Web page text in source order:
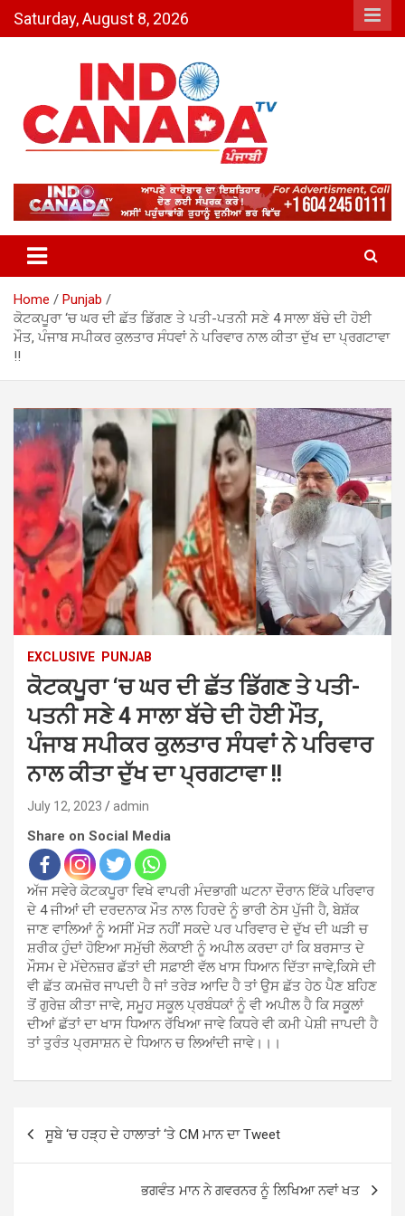
Saturday, August 8, 2026
Indo Canada TV – The Most
Active India-Canada News
Channel
Home
Punjab
ਕੋਟਕਪੂਰਾ ‘ਚ ਘਰ ਦੀ ਛੱਤ ਡਿੱਗਣ ਤੇ ਪਤੀ-ਪਤਨੀ ਸਣੇ 4 ਸਾਲਾ ਬੱਚੇ ਦੀ ਹੋਈ
ਮੌਤ, ਪੰਜਾਬ ਸਪੀਕਰ ਕੁਲਤਾਰ ਸੰਧਵਾਂ ਨੇ ਪਰਿਵਾਰ ਨਾਲ ਕੀਤਾ ਦੁੱਖ ਦਾ ਪ੍ਰਗਟਾਵਾ
!!
EXCLUSIVE PUNJAB
ਕੋਟਕਪੂਰਾ ‘ਚ ਘਰ ਦੀ ਛੱਤ ਡਿੱਗਣ ਤੇ ਪਤੀ-
ਪਤਨੀ ਸਣੇ 4 ਸਾਲਾ ਬੱਚੇ ਦੀ ਹੋਈ ਮੌਤ,
ਪੰਜਾਬ ਸਪੀਕਰ ਕੁਲਤਾਰ ਸੰਧਵਾਂ ਨੇ ਪਰਿਵਾਰ
ਨਾਲ ਕੀਤਾ ਦੁੱਖ ਦਾ ਪ੍ਰਗਟਾਵਾ !!
July 12, 2023 admin
Share on Social Media
ਅੱਜ ਸਵੇਰੇ ਕੋਟਕਪੂਰਾ ਵਿਖੇ ਵਾਪਰੀ ਮੰਦਭਾਗੀ ਘਟਨਾ ਦੌਰਾਨ ਇੱਕੋ ਪਰਿਵਾਰ
ਦੇ 4 ਜੀਆਂ ਦੀ ਦਰਦਨਾਕ ਮੌਤ ਨਾਲ ਹਿਰਦੇ ਨੂੰ ਭਾਰੀ ਠੇਸ ਪੁੱਜੀ ਹੈ, ਬੇਸ਼ੱਕ
ਜਾਣ ਵਾਲਿਆਂ ਨੂੰ ਅਸੀਂ ਮੋੜ ਨਹੀਂ ਸਕਦੇ ਪਰ ਪਰਿਵਾਰ ਦੇ ਦੁੱਖ ਦੀ ਘੜੀ ਚ
ਸ਼ਰੀਕ ਹੁੰਦਾਂ ਹੋਇਆ ਸਮੁੱਚੀ ਲੋਕਾਈ ਨੂੰ ਅਪੀਲ ਕਰਦਾ ਹਾਂ ਕਿ ਬਰਸਾਤ ਦੇ
ਮੌਸਮ ਦੇ ਮੱਦੇਨਜ਼ਰ ਛੱਤਾਂ ਦੀ ਸਫ਼ਾਈ ਵੱਲ ਖਾਸ ਧਿਆਨ ਦਿੱਤਾ ਜਾਵੇ,ਕਿਸੇ ਦੀ
ਵੀ ਛੱਤ ਕਮਜ਼ੋਰ ਜਾਪਦੀ ਹੈ ਜਾਂ ਤਰੇੜ ਆਦਿ ਹੈ ਤਾਂ ਉਸ ਛੱਤ ਹੇਠ ਪੈਣ ਬਹਿਣ
ਤੋਂ ਗੁਰੇਜ਼ ਕੀਤਾ ਜਾਵੇ, ਸਮੂਹ ਸਕੂਲ ਪ੍ਰਬੰਧਕਾਂ ਨੂੰ ਵੀ ਅਪੀਲ ਹੈ ਕਿ ਸਕੂਲਾਂ
ਦੀਆਂ ਛੱਤਾਂ ਦਾ ਖਾਸ ਧਿਆਨ ਰੱਖਿਆ ਜਾਵੇ ਕਿਧਰੇ ਵੀ ਕਮੀ ਪੇਸ਼ੀ ਜਾਪਦੀ ਹੈ
ਤਾਂ ਤੁਰੰਤ ਪ੍ਰਸਾਸ਼ਨ ਦੇ ਧਿਆਨ ਚ ਲਿਆਂਦੀ ਜਾਵੇ।।।
Post
navigation
ਸੂਬੇ ‘ਚ ਹੜ੍ਹ ਦੇ ਹਾਲਾਤਾਂ ‘ਤੇ CM ਮਾਨ ਦਾ Tweet
ਭਗਵੰਤ ਮਾਨ ਨੇ ਗਵਰਨਰ ਨੂੰ ਲਿਖਿਆ ਨਵਾਂ ਖਤ